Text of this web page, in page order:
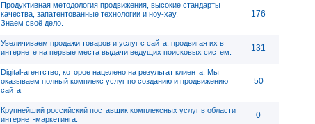
Продуктивная методология продвижения, высокие стандарты
качества, запатентованные технологии и ноу-хау.
Знаем своё дело.
176
Увеличиваем продажи товаров и услуг с сайта, продвигая их в
интернете на первые места выдачи ведущих поисковых систем.
131
Digital-агентство, которое нацелено на результат клиента. Мы
оказываем полный комплекс услуг по созданию и продвижению
сайта
50
Крупнейший российский поставщик комплексных услуг в области
интернет-маркетинга.
0